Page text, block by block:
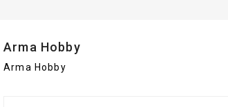
Arma Hobby
Arma Hobby